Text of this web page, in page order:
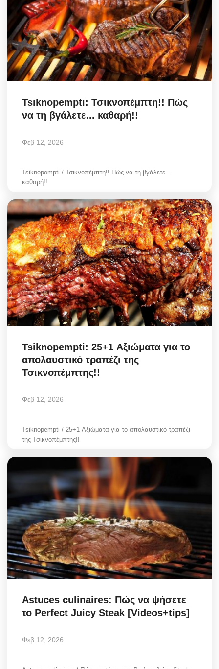
Tsiknopempti: Τσικνοπέμπτη!! Πώς
να τη βγάλετε... καθαρή!!
Φεβ 12, 2026
Tsiknopempti / Τσικνοπέμπτη!! Πώς να τη βγάλετε...
καθαρή!!
Tsiknopempti: 25+1 Αξιώματα για το
απολαυστικό τραπέζι της
Τσικνοπέμπτης!!
Φεβ 12, 2026
Tsiknopempti / 25+1 Αξιώματα για το απολαυστικό τραπέζι
της Τσικνοπέμπτης!!
Astuces culinaires: Πώς να ψήσετε
το Perfect Juicy Steak [Videos+tips]
Φεβ 12, 2026